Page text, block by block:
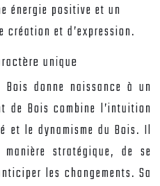
énergie positive et un
et d’expression.
unique
donne naissance à un
de Bois combine l’intuition
et le dynamisme du Bois. Il
stratégique, de se
les changements. Sa